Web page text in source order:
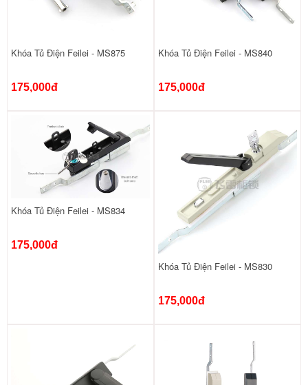
Khóa Tủ Điện Feilei - MS875
175,000đ
Khóa Tủ Điện Feilei - MS840
175,000đ
Khóa Tủ Điện Feilei - MS834
175,000đ
Khóa Tủ Điện Feilei - MS830
175,000đ